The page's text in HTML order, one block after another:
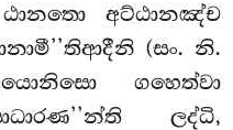
අට්ඨානඤ්ච
(සං. නි.
ගහෙත්වා
ලද්ධි,